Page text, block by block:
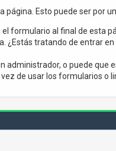
página. Esto puede ser por
formulario al final de esta
¿Estás tratando de entrar
administrador, o puede que
de usar los formularios o